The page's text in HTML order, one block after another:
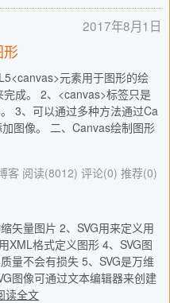
2017年8月1日
形
元素用于图形的绘
成。 2、<canvas>标签只是
3、可以通过多种方法通过Ca
图像。 二、Canvas绘制图形
客 阅读(8012) 评论(0) 推荐(0)
矢量图片 2、SVG用来定义用
XML格式定义图形 4、SVG图
量不会有损失 5、SVG是万维
图像可通过文本编辑器来创建
读全文